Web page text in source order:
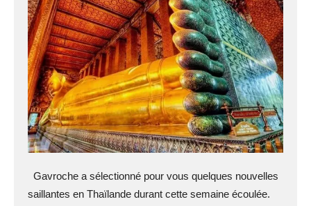
Gavroche a sélectionné pour vous quelques nouvelles
saillantes en Thaïlande durant cette semaine écoulée.